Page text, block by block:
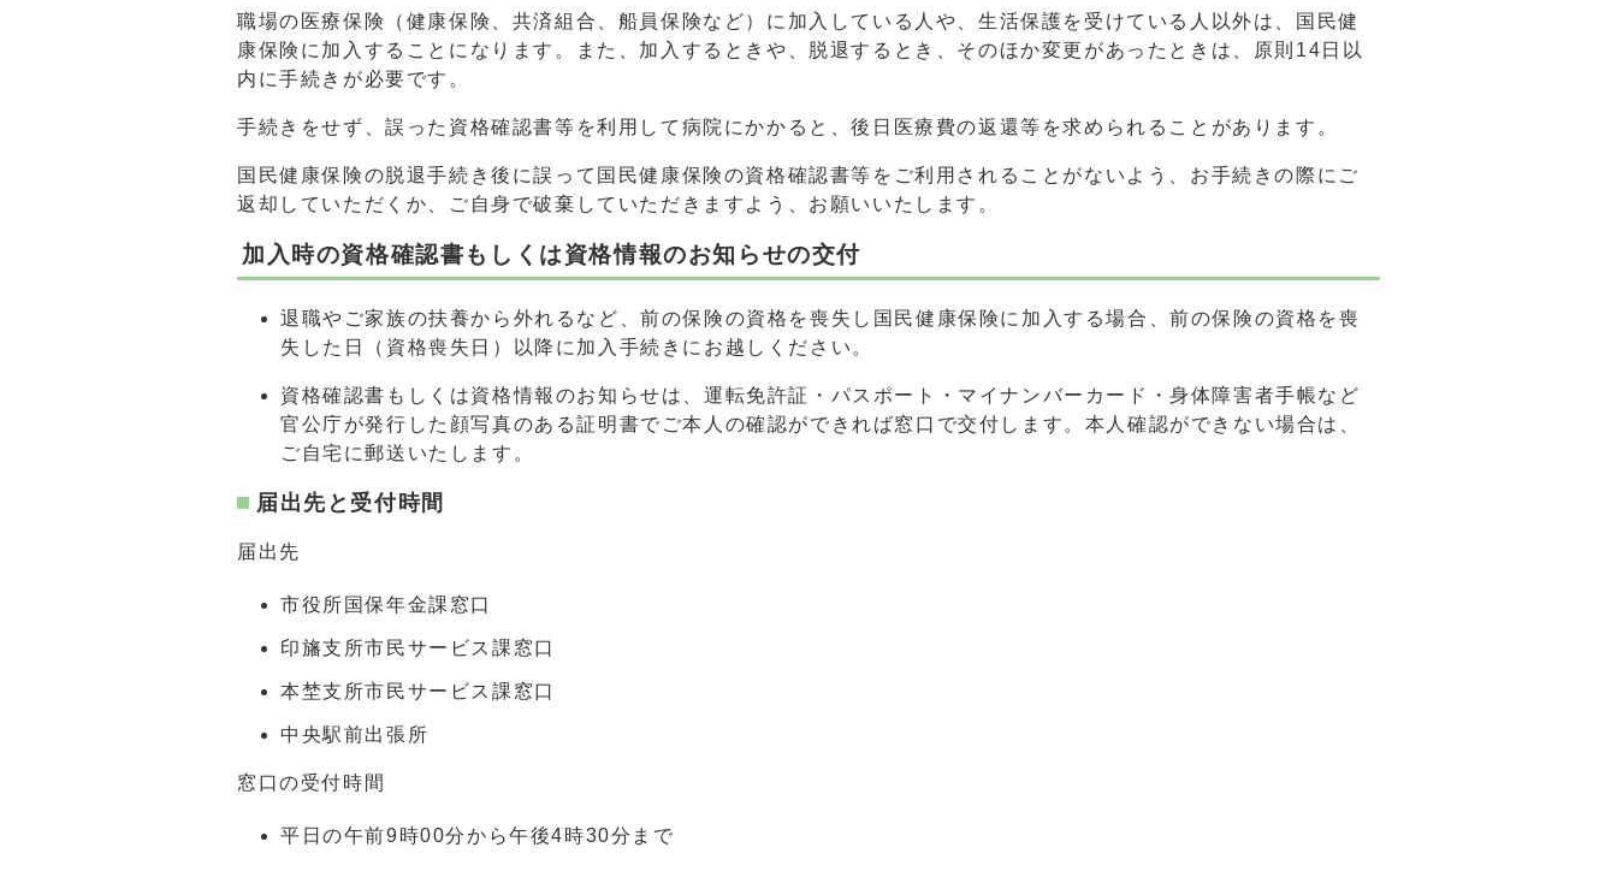
職場の医療保険（健康保険、共済組合、船員保険など）に加入している人や、生活保護を受けている人以外は、国民健
康保険に加入することになります。また、加入するときや、脱退するとき、そのほか変更があったときは、原則14日以
内に手続きが必要です。
手続きをせず、誤った資格確認書等を利用して病院にかかると、後日医療費の返還等を求められることがあります。
国民健康保険の脱退手続き後に誤って国民健康保険の資格確認書等をご利用されることがないよう、お手続きの際にご
返却していただくか、ご自身で破棄していただきますよう、お願いいたします。
加入時の資格確認書もしくは資格情報のお知らせの交付
退職やご家族の扶養から外れるなど、前の保険の資格を喪失し国民健康保険に加入する場合、前の保険の資格を喪
失した日（資格喪失日）以降に加入手続きにお越しください。
資格確認書もしくは資格情報のお知らせは、運転免許証・パスポート・マイナンバーカード・身体障害者手帳など
官公庁が発行した顔写真のある証明書でご本人の確認ができれば窓口で交付します。本人確認ができない場合は、
ご自宅に郵送いたします。
届出先と受付時間
届出先
市役所国保年金課窓口
印旛支所市民サービス課窓口
本埜支所市民サービス課窓口
中央駅前出張所
窓口の受付時間
平日の午前9時00分から午後4時30分まで